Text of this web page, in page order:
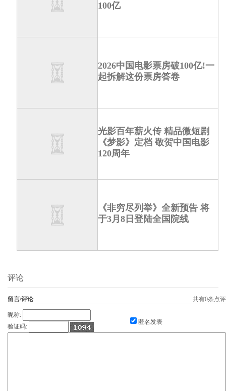
100亿
2026中国电影票房破100亿!一
起拆解这份票房答卷
光影百年薪火传 精品微短剧
《梦影》定档 敬贺中国电影
120周年
《非穷尽列举》全新预告 将
于3月8日登陆全国院线
评论
留言/评论 共有0条点评
昵称:
验证码:
匿名发表